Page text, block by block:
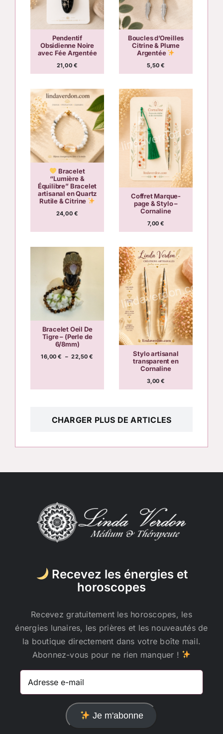
Pendentif
Obsidienne Noire
avec Fée Argentée
21,00 €
Boucles d’Oreilles
Citrine & Plume
Argentée
5,50€
Bracelet
“Lumière &
Équilibre” Bracelet
artisanal en Quartz
Rutile & Citrine
24,00 €
Coffret Marque-
page & Stylo –
Cornaline
7,00€
Bracelet Oeil De
Tigre – (Perle de
6/8mm)
16,00€ – 22,50€
22,50 €
Stylo artisanal
transparent en
Cornaline
3,00€
CHARGER PLUS DE ARTICLES
Recevez les énergies et
horoscopes
Recevez gratuitement les horoscopes, les
énergies lunaires, les prières et les nouveautés de
la boutique directement dans votre boîte mail.
Abonnez-vous pour ne rien manquer !
Adresse
Je m'abonne